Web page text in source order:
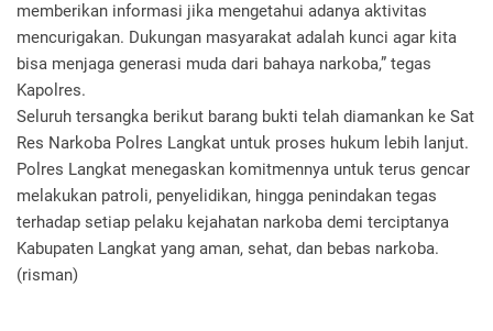
memberikan informasi jika mengetahui adanya aktivitas
mencurigakan. Dukungan masyarakat adalah kunci agar kita
bisa menjaga generasi muda dari bahaya narkoba,” tegas
Kapolres.
Seluruh tersangka berikut barang bukti telah diamankan ke Sat
Res Narkoba Polres Langkat untuk proses hukum lebih lanjut.
Polres Langkat menegaskan komitmennya untuk terus gencar
melakukan patroli, penyelidikan, hingga penindakan tegas
terhadap setiap pelaku kejahatan narkoba demi terciptanya
Kabupaten Langkat yang aman, sehat, dan bebas narkoba.
(risman)